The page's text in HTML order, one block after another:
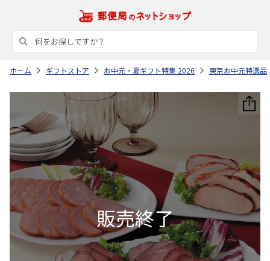
ホーム ギフトストア お中元・夏ギフト特集 2026 東京お中元特選品